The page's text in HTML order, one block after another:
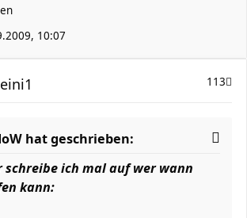
10:07
113
hat geschrieben:
schreibe ich mal auf wer wann
kann: